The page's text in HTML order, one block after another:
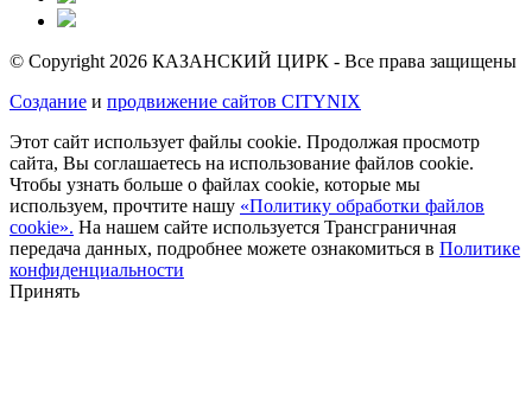
© Copyright 2026 КАЗАНСКИЙ ЦИРК - Все права защищены
Создание и продвижение сайтов CITYNIX
Этот сайт использует файлы cookie. Продолжая просмотр
сайта, Вы соглашаетесь на использование файлов cookie.
Чтобы узнать больше о файлах cookie, которые мы
используем, прочтите нашу «Политику обработки файлов
cookie». На нашем сайте используется Трансграничная
передача данных, подробнее можете ознакомиться в Политике
конфиденциальности
Принять